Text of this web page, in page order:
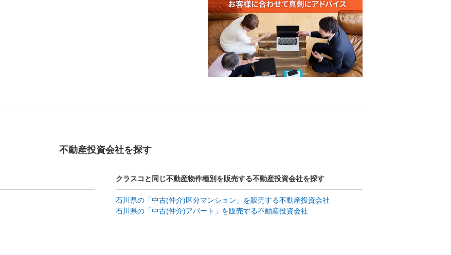
不動産投資会社を探す
クラスコと同じ不動産物件種別を販売する不動産投資会社を探す
石川県の「中古(仲介)区分マンション」を販売する不動産投資会社
石川県の「中古(仲介)アパート」を販売する不動産投資会社